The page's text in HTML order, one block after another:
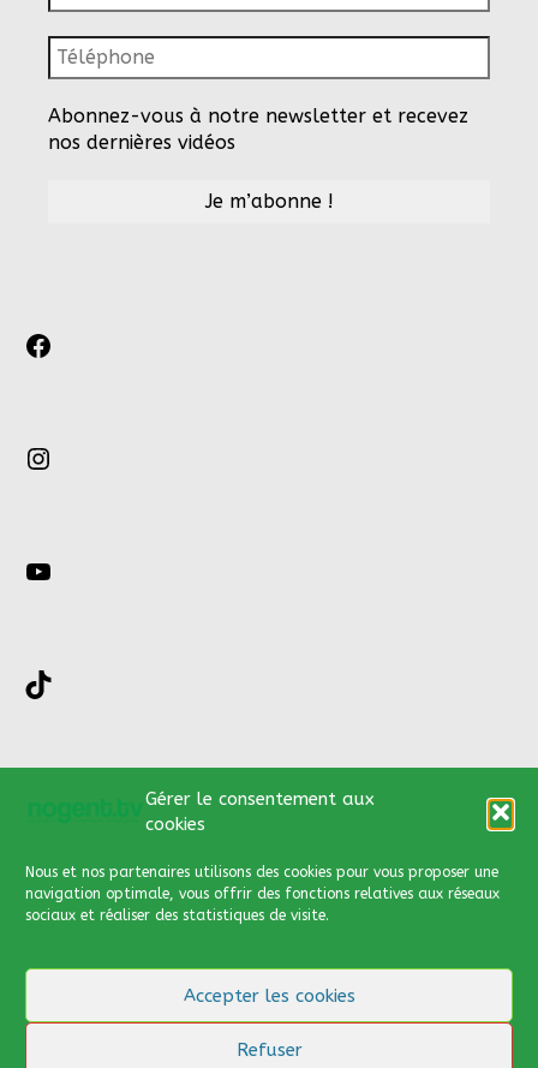
Gérer le consentement aux
cookies
Nous et nos partenaires utilisons des cookies pour vous proposer une
navigation optimale, vous offrir des fonctions relatives aux réseaux
sociaux et réaliser des statistiques de visite.
Accepter les cookies
Refuser
Abonnez-vous à notre newsletter et recevez
nos dernières vidéos
Facebook
Instagram
YouTube
TikTok
Nous contacter par :
contact@nogent.tv
contact
Cliquer
pour y accéder